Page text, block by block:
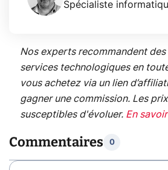
Spécialiste
Nos experts recommandent
services technologiques en
vous achetez via un lien
gagner une commission. Les
susceptibles d'évoluer. En
Commentaires 0